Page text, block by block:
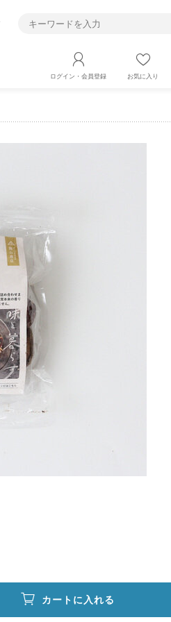
ログイン・会員登録 お気に入り
カートに入れる